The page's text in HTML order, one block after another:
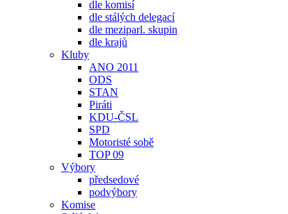
dle komisí
dle stálých delegací
dle meziparl. skupin
dle krajů
Kluby
ANO 2011
ODS
STAN
Piráti
KDU-ČSL
SPD
Motoristé sobě
TOP 09
Výbory
předsedové
podvýbory
Komise